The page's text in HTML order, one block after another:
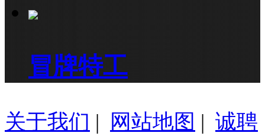
冒牌特工
关于我们 | 网站地图 | 诚聘